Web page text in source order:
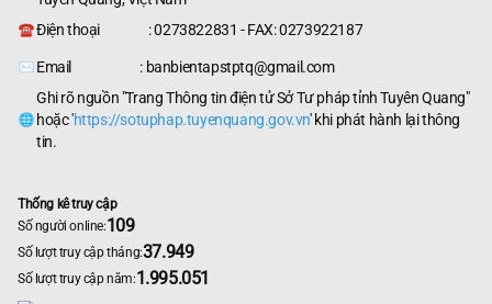
Điện thoại : 0273822831 - FAX: 0273922187
Email : banbientapstptq@gmail.com
Ghi rõ nguồn "Trang Thông tin điện tử Sở Tư pháp tỉnh Tuyên Quang"
hoặc 'https://sotuphap.tuyenquang.gov.vn' khi phát hành lại thông
tin.
Thống kê truy cập
Số người online:109
Số lượt truy cập tháng:37.949
Số lượt truy cập năm:1.995.051